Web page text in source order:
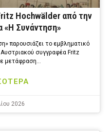
Hochwälder από την
«Η Συνάντηση»
παρουσιάζει το εμβληματικό
Αυστριακού συγγραφέα Fritz
μετάφραση…
2026